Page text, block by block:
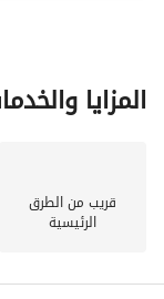
المزايا
قريب من الطرق
الرئيسية